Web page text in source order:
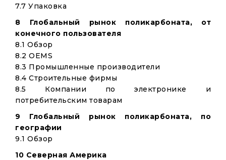
7.7 Упаковка
8 Глобальный рынок поликарбоната, от
конечного пользователя
8.1 Обзор
8.2 OEMS
8.3 Промышленные производители
8.4 Строительные фирмы
8.5 Компании по электронике и
потребительским товарам
9 Глобальный рынок поликарбоната, по
географии
9.1 Обзор
10 Северная Америка